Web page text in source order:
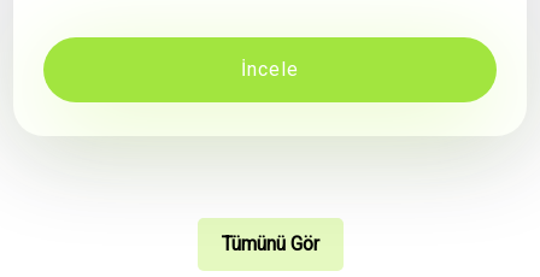
İncele
Tümünü Gör